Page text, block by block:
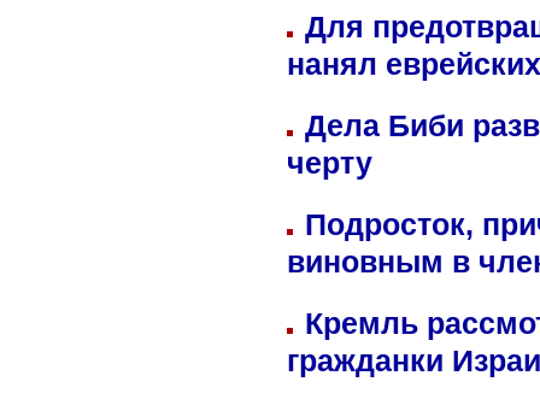
Для
нанял
Дела Биби
черту
Подросток,
виновным в
Кремль
гражданки